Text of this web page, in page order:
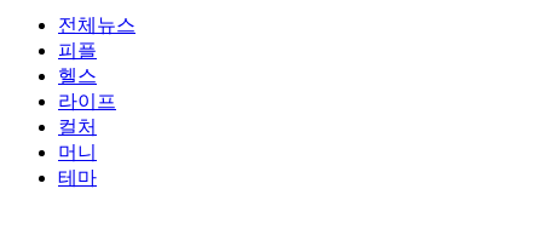
전체뉴스
피플
헬스
라이프
컬처
머니
테마